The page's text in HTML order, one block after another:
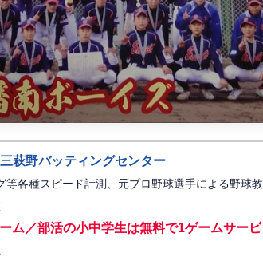
三萩野バッティングセンター
各種スピード計測、元プロ野球選手による野球教
ム／部活の小中学生は無料で1ゲームサービ